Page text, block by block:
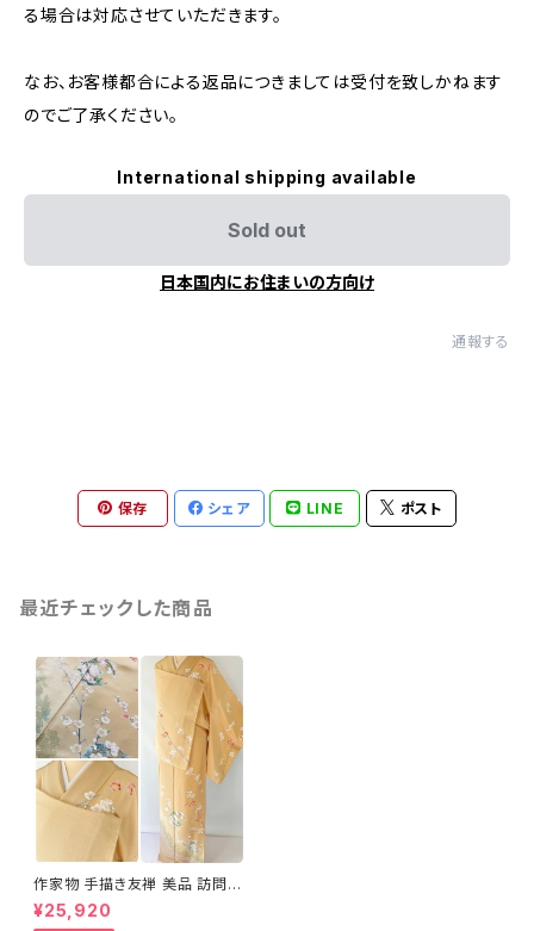
る場合は対応させていただきます。
なお、お客様都合による返品につきましては受付を致しかねます
のでご了承ください。
International shipping available
Sold out
日本国内にお住まいの方向け
通報する
保存 シェア LINE ポスト
最近チェックした商品
作家物 手描き友禅 美品 訪問着
梅 花柄 正絹 黄色 白 ピンク 8
95
¥25,920